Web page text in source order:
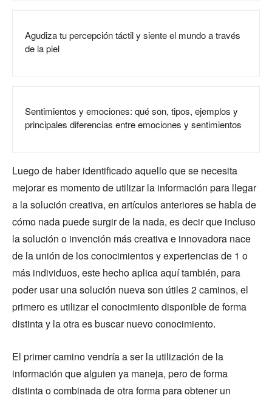
Agudiza tu percepción táctil y siente el mundo a través
de la piel
Sentimientos y emociones: qué son, tipos, ejemplos y
principales diferencias entre emociones y sentimientos
Luego de haber identificado aquello que se necesita
mejorar es momento de utilizar la información para llegar
a la solución creativa, en artículos anteriores se habla de
cómo nada puede surgir de la nada, es decir que incluso
la solución o invención más creativa e innovadora nace
de la unión de los conocimientos y experiencias de 1 o
más individuos, este hecho aplica aquí también, para
poder usar una solución nueva son útiles 2 caminos, el
primero es utilizar el conocimiento disponible de forma
distinta y la otra es buscar nuevo conocimiento.
El primer camino vendría a ser la utilización de la
información que alguien ya maneja, pero de forma
distinta o combinada de otra forma para obtener un